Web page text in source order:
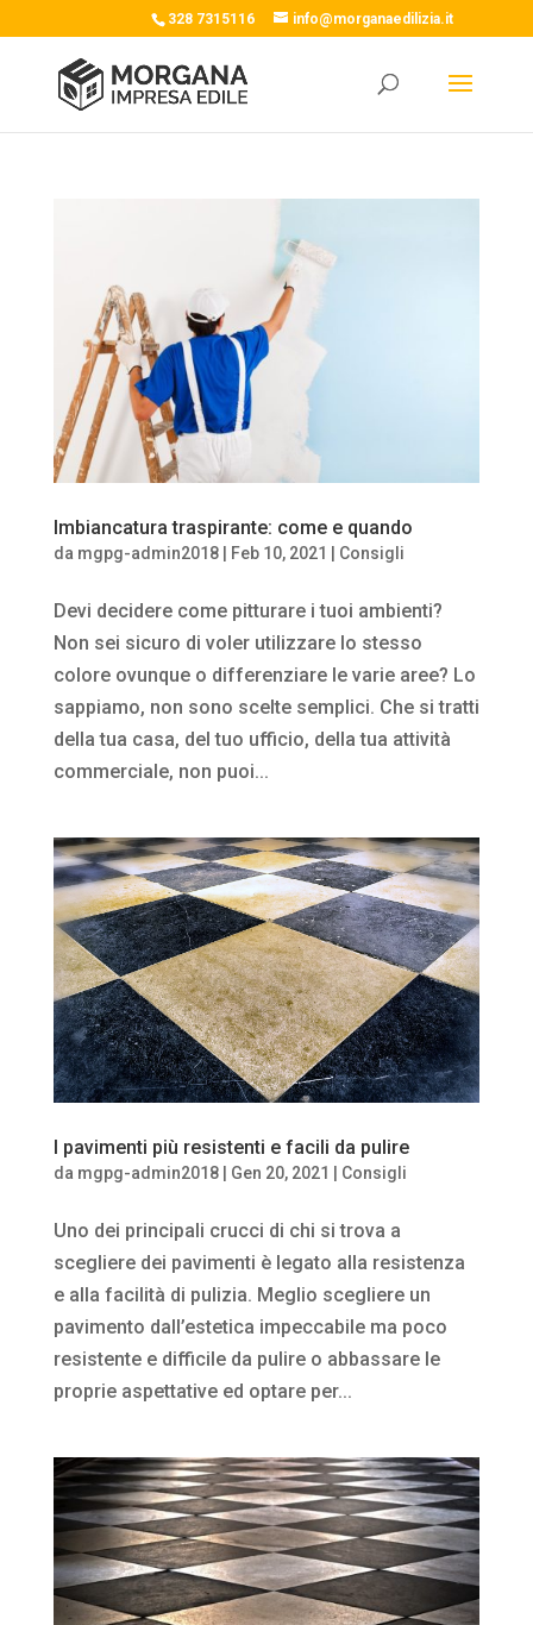
328 7315116 info@morganaedilizia.it
Imbiancatura traspirante: come e quando
da mgpg-admin2018| Feb 10, 2021 Consigli
Devi decidere come pitturare i tuoi ambienti?
Non sei sicuro di voler utilizzare lo stesso
colore ovunque o differenziare le varie aree? Lo
sappiamo, non sono scelte semplici. Che si tratti
della tua casa, del tuo ufficio, della tua attività
commerciale, non puoi...
I pavimenti più resistenti e facili da pulire
da mgpg-admin2018| Gen 20, 2021 Consigli
Uno dei principali crucci di chi si trova a
scegliere dei pavimenti è legato alla resistenza
e alla facilità di pulizia. Meglio scegliere un
pavimento dall’estetica impeccabile ma poco
resistente e difficile da pulire o abbassare le
proprie aspettative ed optare per...